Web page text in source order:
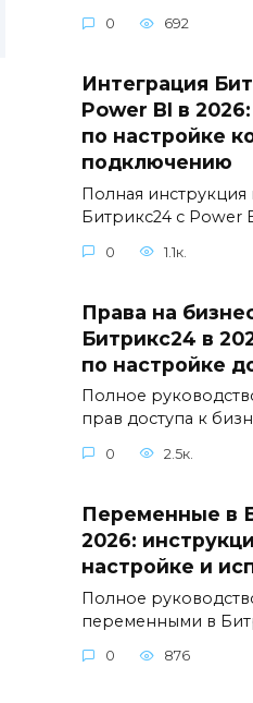
0 692
Интеграция
Power BI в
по настройке
подключению
Полная инструкция
Битрикс24 с Power
0 1.1к.
Права на
Битрикс24 в
по настройке
Полное
прав доступа к
0 2.5к.
Переменные в
2026:
настройке и
Полное
переменными в
0 876